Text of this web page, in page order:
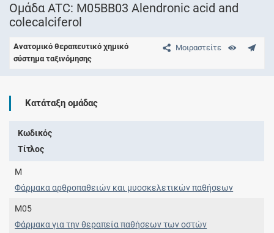
Ομάδα ATC: M05BB03 Alendronic acid and
colecalciferol
Μοιραστείτε
Ανατομικό θεραπευτικό χημικό
σύστημα ταξινόμησης
Κατάταξη ομάδας
Κωδικός
Τίτλος
M
Φάρμακα αρθροπαθειών και μυοσκελετικών παθήσεων
M05
Φάρμακα για την θεραπεία παθήσεων των οστών